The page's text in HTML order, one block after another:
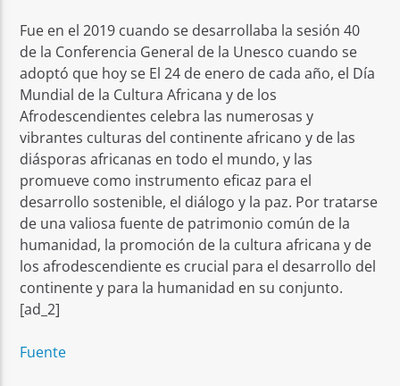
Fue en el 2019 cuando se desarrollaba la sesión 40
de la Conferencia General de la Unesco cuando se
adoptó que hoy se El 24 de enero de cada año, el Día
Mundial de la Cultura Africana y de los
Afrodescendientes celebra las numerosas y
vibrantes culturas del continente africano y de las
diásporas africanas en todo el mundo, y las
promueve como instrumento eficaz para el
desarrollo sostenible, el diálogo y la paz. Por tratarse
de una valiosa fuente de patrimonio común de la
humanidad, la promoción de la cultura africana y de
los afrodescendiente es crucial para el desarrollo del
continente y para la humanidad en su conjunto.
[ad_2]
Fuente